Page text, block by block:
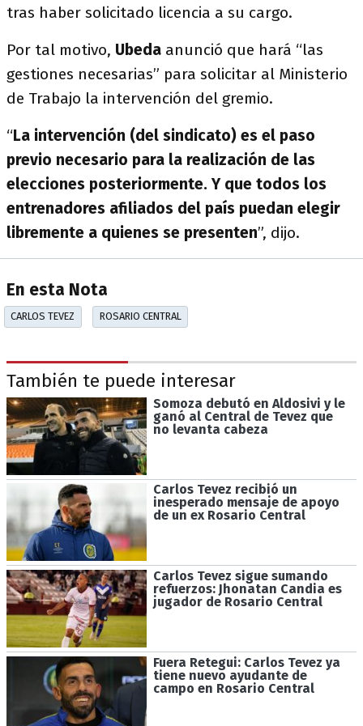
tras haber solicitado licencia a su cargo.
Por tal motivo, Ubeda anunció que hará “las
gestiones necesarias” para solicitar al Ministerio
de Trabajo la intervención del gremio.
“La intervención (del sindicato) es el paso
previo necesario para la realización de las
elecciones posteriormente. Y que todos los
entrenadores afiliados del país puedan elegir
libremente a quienes se presenten”, dijo.
En esta Nota
CARLOS TEVEZ ROSARIO CENTRAL
También te puede interesar
Somoza debutó en Aldosivi y le
ganó al Central de Tevez que
no levanta cabeza
Carlos Tevez recibió un
inesperado mensaje de apoyo
de un ex Rosario Central
Carlos Tevez sigue sumando
refuerzos: Jhonatan Candia es
jugador de Rosario Central
Fuera Retegui: Carlos Tevez ya
tiene nuevo ayudante de
campo en Rosario Central